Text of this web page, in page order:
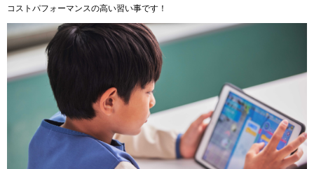
コストパフォーマンスの高い習い事です！